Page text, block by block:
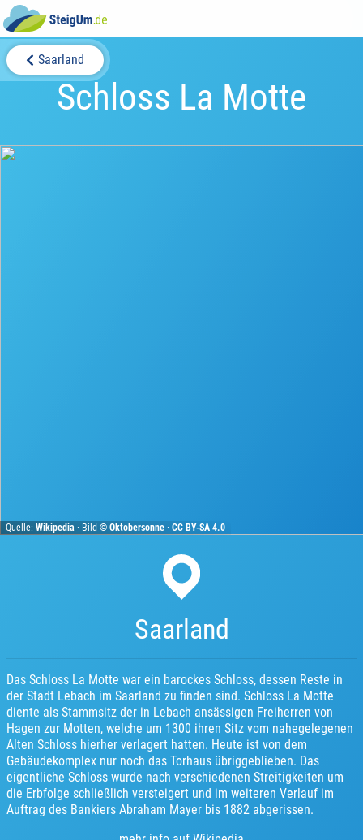
Saarland
Schloss La Motte
Quelle:Wikipedia · Bild ©Oktobersonne ·CC BY-SA 4.0
Saarland
Das Schloss La Motte war ein barockes Schloss, dessen Reste in
der Stadt Lebach im Saarland zu finden sind. Schloss La Motte
diente als Stammsitz der in Lebach ansässigen Freiherren von
Hagen zur Motten, welche um 1300 ihren Sitz vom nahegelegenen
Alten Schloss hierher verlagert hatten. Heute ist von dem
Gebäudekomplex nur noch das Torhaus übriggeblieben. Das
eigentliche Schloss wurde nach verschiedenen Streitigkeiten um
die Erbfolge schließlich versteigert und im weiteren Verlauf im
Auftrag des Bankiers Abraham Mayer bis 1882 abgerissen.